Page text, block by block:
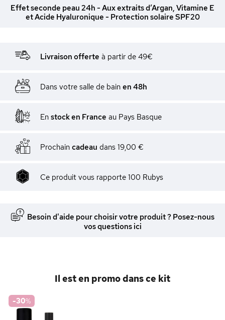
Effet seconde peau 24h - Aux extraits d’Argan, Vitamine E
et Acide Hyaluronique - Protection solaire SPF20
Livraison offerte à partir de 49€
Dans votre salle de bain en 48h
En stock en France au Pays Basque
Prochain cadeau dans 19,00 €
Ce produit vous rapporte 100 Rubys
Besoin d'aide pour choisir votre produit ? Posez-nous
vos questions ici
Il est en promo dans ce kit
-30%